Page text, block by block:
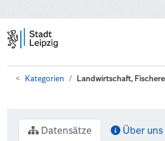
Kategorien Landwirtschaft,
Datensätze Über uns